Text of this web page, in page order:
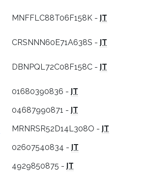
MNFFLC88T06F158K - IT
CRSNNN60E71A638S - IT
DBNPQL72C08F158C - IT
01680390836 - IT
04687990871 - IT
MRNRSR52D14L308O - IT
02607540834 - IT
4929850875 - IT